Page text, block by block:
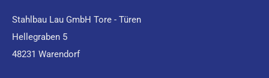
Stahlbau Lau GmbH Tore - Türen
Hellegraben 5
48231 Warendorf